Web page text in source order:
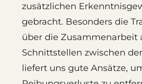
zusätzlichen
gebracht. Besonders die
über die Zusammenarbeit
Schnittstellen zwischen
liefert uns gute Ansätze,